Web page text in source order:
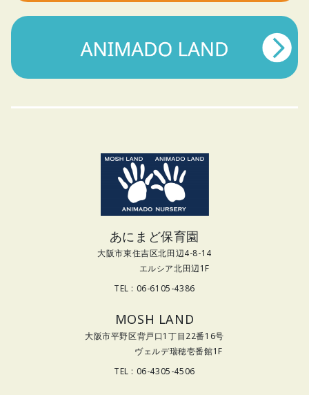
あにまど保育園
大阪市東住吉区北田辺4-8-14
エルシア北田辺1F
TEL : 06-6105-4386
MOSH LAND
大阪市平野区背戸口1丁目22番16号
ヴェルデ瑞穂壱番館1F
TEL : 06-4305-4506